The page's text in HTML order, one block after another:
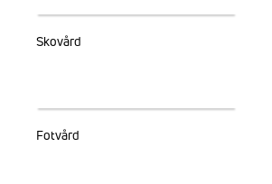
Skovård
Fotvård